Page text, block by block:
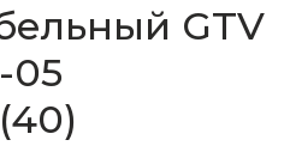
GTV
05